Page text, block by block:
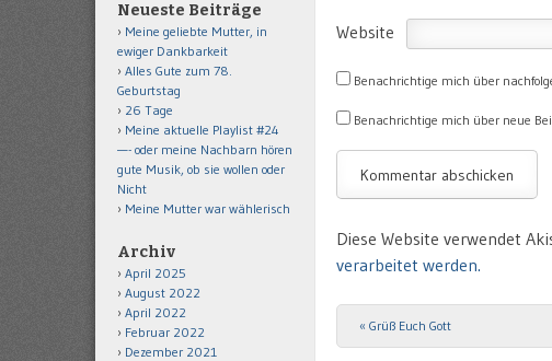
Website
Benachrichtige mich über
Benachrichtige mich über neue
Diese Website verwendet
verarbeitet werden.
Post navigation
« Grüß Euch Gott
Neueste Beiträge
Meine geliebte Mutter, in
ewiger Dankbarkeit
Alles Gute zum 78.
Geburtstag
26 Tage
Meine aktuelle Playlist #24
—- oder meine Nachbarn hören
gute Musik, ob sie wollen oder
Nicht
Meine Mutter war wählerisch
Archiv
April 2025
August 2022
April 2022
Februar 2022
Dezember 2021